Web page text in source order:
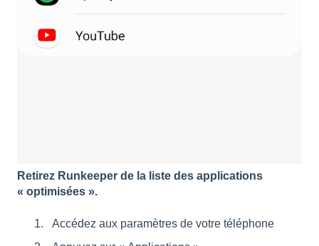
Retirez Runkeeper de la liste des applications
« optimisées ».
Accédez aux paramètres de votre téléphone